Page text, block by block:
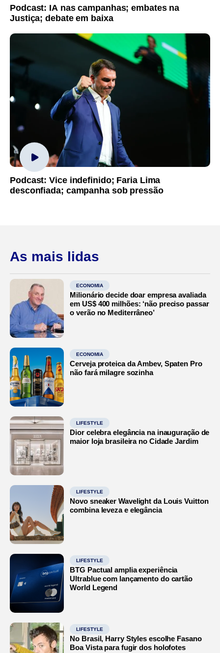
Podcast: IA nas campanhas; embates na
Justiça; debate em baixa
Podcast: Vice indefinido; Faria Lima
desconfiada; campanha sob pressão
As mais lidas
ECONOMIA
Milionário decide doar empresa avaliada
em US$ 400 milhões: ‘não preciso passar
o verão no Mediterrâneo’
ECONOMIA
Cerveja proteica da Ambev, Spaten Pro
não fará milagre sozinha
LIFESTYLE
Dior celebra elegância na inauguração de
maior loja brasileira no Cidade Jardim
LIFESTYLE
Novo sneaker Wavelight da Louis Vuitton
combina leveza e elegância
LIFESTYLE
BTG Pactual amplia experiência
Ultrablue com lançamento do cartão
World Legend
LIFESTYLE
No Brasil, Harry Styles escolhe Fasano
Boa Vista para fugir dos holofotes